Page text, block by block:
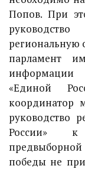
Попов. При
региональную
парламент
«Единой
координатор
руководство
России» к
победы не